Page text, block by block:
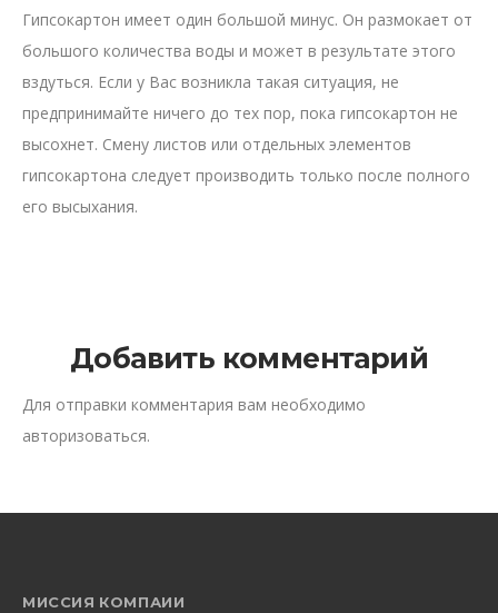
Гипсокартон имеет один большой минус. Он размокает от
большого количества воды и может в результате этого
вздуться. Если у Вас возникла такая ситуация, не
предпринимайте ничего до тех пор, пока гипсокартон не
высохнет. Смену листов или отдельных элементов
гипсокартона следует производить только после полного
его высыхания.
Добавить комментарий
Для отправки комментария вам необходимо
авторизоваться.
МИССИЯ КОМПАИИ